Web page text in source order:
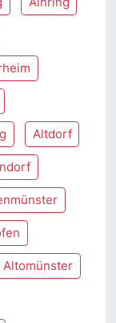
Altdorf
Altomünster